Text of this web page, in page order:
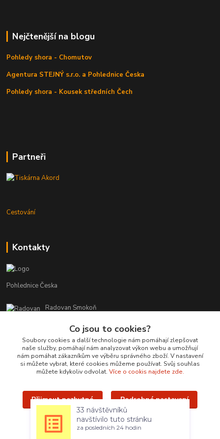
Nejčtenější na blogu
Pohledy shora - Chomutov
Agentura STEJNÝ s.r.o. a Pohlednice Česka
Pohledy shora - Kousek středních Čech
Partneři
Cestování
Kontakty
Pohlednice Česka
Radovan Smokoň
r.smokon@pohlednicecr.cz
Upravit sběr cookies.
Co jsou to cookies?
Soubory cookies a další technologie nám pomáhají zlepšovat
naše služby, pomáhají nám analyzovat výkon webu a umožňují
nám pomáhat zákazníkům ve výběru správného zboží. V nastavení
si můžete vybrat, které cookies můžeme používat. Svůj souhlas
můžete kdykoliv odvolat. Více o cookis najdete zde.
Přijmout nezbytné Podrobné nastavení
Přijmout všechny
33 návštěvníků
navštívilo tuto stránku
za posledních 24 hodin